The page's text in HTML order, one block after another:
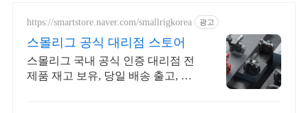
https://smartstore.naver.com/smallrigkorea 광고
스몰리그 공식 대리점 스토어
스몰리그 국내 공식 인증 대리점 전
제품 재고 보유, 당일 배송 출고, AS